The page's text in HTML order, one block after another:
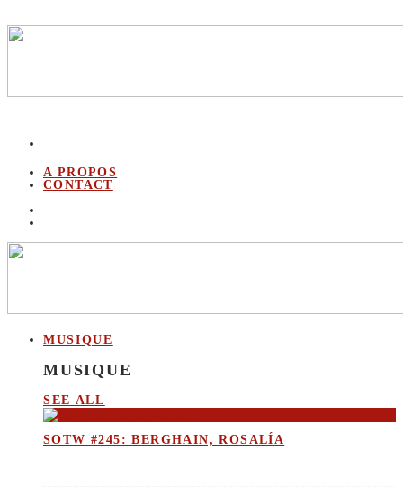
A PROPOS
CONTACT
MUSIQUE
MUSIQUE
SEE ALL
SOTW #245: BERGHAIN, ROSALÍA